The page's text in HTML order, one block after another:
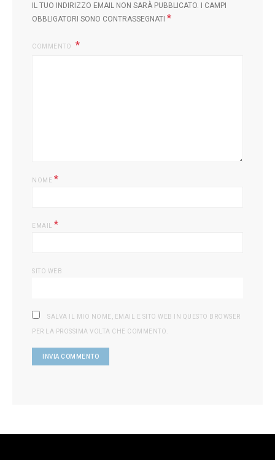
IL TUO INDIRIZZO EMAIL NON SARÀ PUBBLICATO.
I CAMPI
OBBLIGATORI SONO CONTRASSEGNATI *
COMMENTO
NOME *
EMAIL *
SITO WEB
SALVA IL MIO NOME, EMAIL E SITO WEB IN QUESTO BROWSER
PER LA PROSSIMA VOLTA CHE COMMENTO.